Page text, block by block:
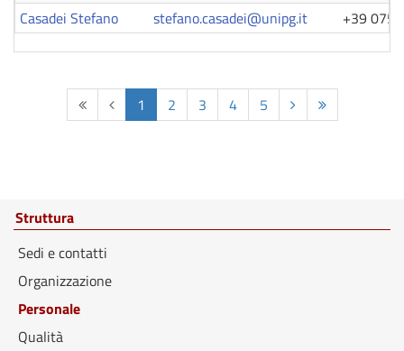
Casadei Stefano
stefano.casadei@unipg.it +39 075
1 2 3 4 5
Struttura
Sedi e contatti
Organizzazione
Personale
Qualità